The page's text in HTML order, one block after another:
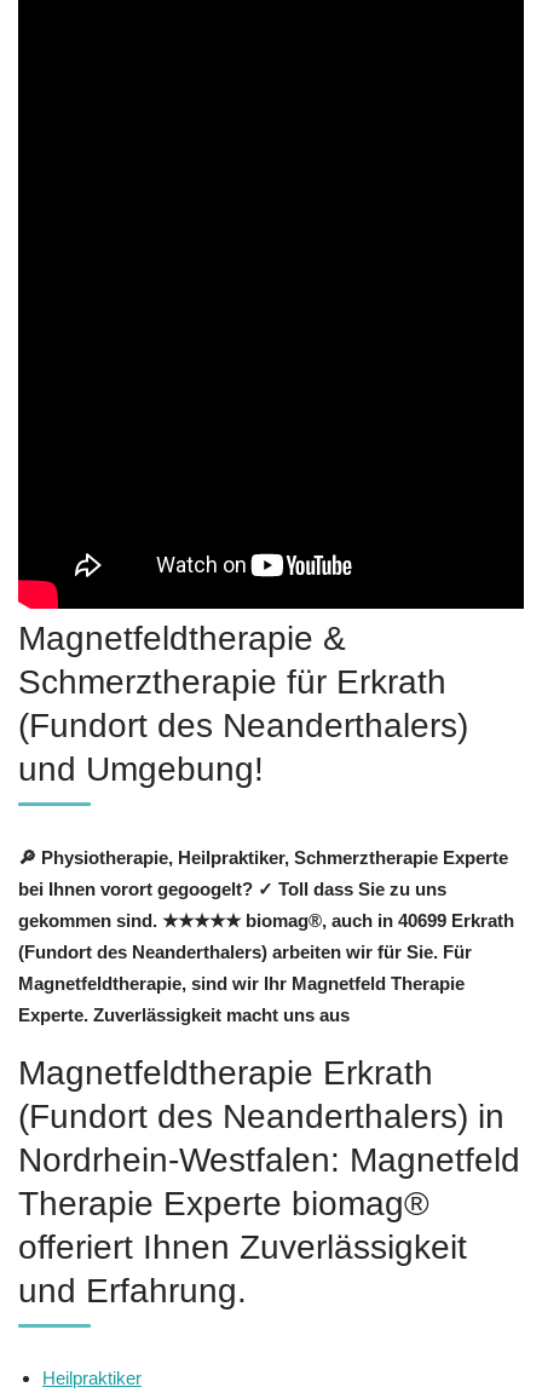
Magnetfeldtherapie &
Schmerztherapie für Erkrath
(Fundort des Neanderthalers)
und Umgebung!
🔎 Physiotherapie, Heilpraktiker, Schmerztherapie Experte
bei Ihnen vorort gegoogelt? ✓ Toll dass Sie zu uns
gekommen sind. ★★★★★ biomag®, auch in 40699 Erkrath
(Fundort des Neanderthalers) arbeiten wir für Sie. Für
Magnetfeldtherapie, sind wir Ihr Magnetfeld Therapie
Experte. Zuverlässigkeit macht uns aus
Magnetfeldtherapie Erkrath
(Fundort des Neanderthalers) in
Nordrhein-Westfalen: Magnetfeld
Therapie Experte biomag®
offeriert Ihnen Zuverlässigkeit
und Erfahrung.
Heilpraktiker